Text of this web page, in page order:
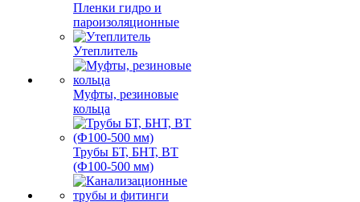
Пленки гидро и
пароизоляционные
Утеплитель
Муфты, резиновые
кольца
Трубы БТ, БНТ, ВТ
(Ф100-500 мм)